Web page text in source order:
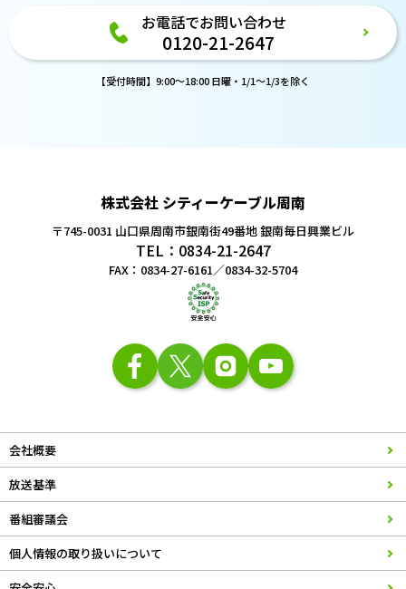
お電話でお問い合わせ
0120-21-2647
【受付時間】9:00～18:00 日曜・1/1～1/3を除く
株式会社 シティーケーブル周南
〒745-0031 山口県周南市銀南街49番地銀南毎日興業ビル
TEL：0834-21-2647
FAX：0834-27-6161／0834-32-5704
会社概要
放送基準
番組審議会
個人情報の取り扱いについて